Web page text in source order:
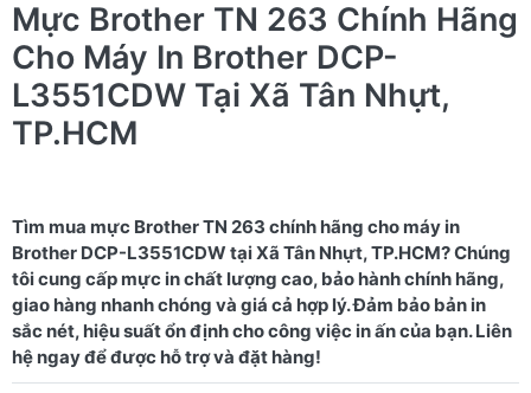
Mực Brother TN 263 Chính Hãng
Cho Máy In Brother DCP-
L3551CDW Tại Xã Tân Nhựt,
TP.HCM
Tìm mua mực Brother TN 263 chính hãng cho máy in
Brother DCP-L3551CDW tại Xã Tân Nhựt, TP.HCM? Chúng
tôi cung cấp mực in chất lượng cao, bảo hành chính hãng,
giao hàng nhanh chóng và giá cả hợp lý. Đảm bảo bản in
sắc nét, hiệu suất ổn định cho công việc in ấn của bạn. Liên